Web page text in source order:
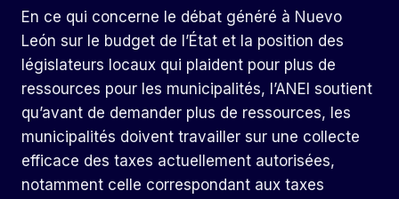
En ce qui concerne le débat généré à Nuevo
León sur le budget de l’État et la position des
législateurs locaux qui plaident pour plus de
ressources pour les municipalités, l’ANEI soutient
qu’avant de demander plus de ressources, les
municipalités doivent travailler sur une collecte
efficace des taxes actuellement autorisées,
notamment celle correspondant aux taxes